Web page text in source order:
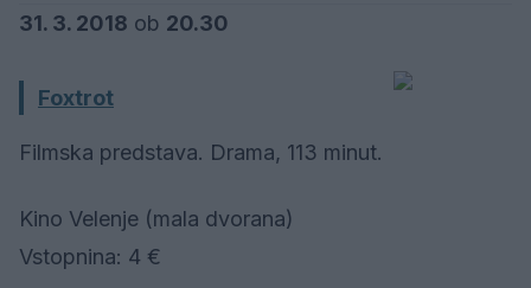
31. 3. 2018 ob 20.30
Foxtrot
Filmska predstava. Drama, 113 minut.
Kino Velenje (mala dvorana)
Vstopnina: 4 €